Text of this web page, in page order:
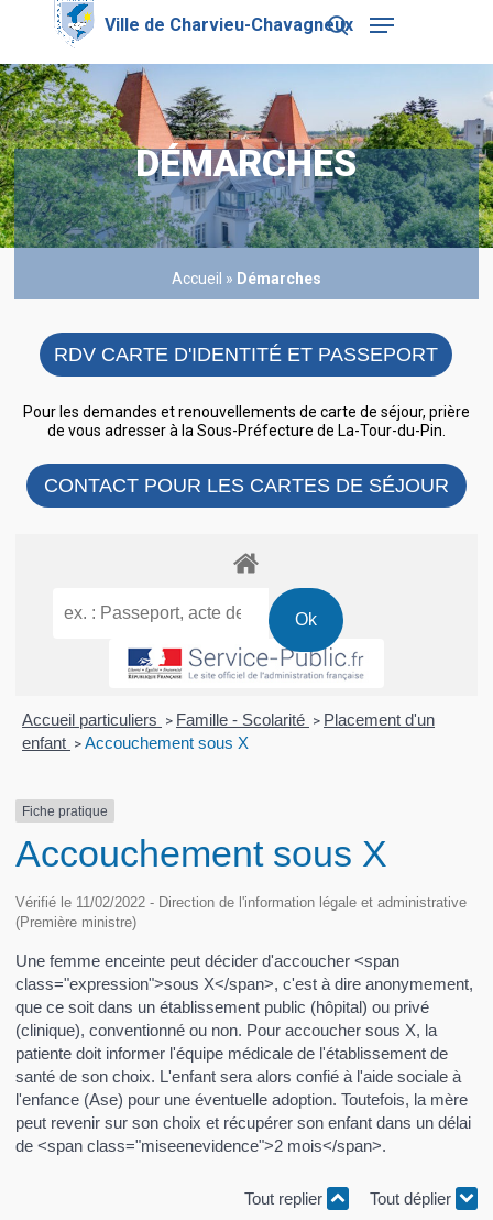
content
search
Menu
DÉMARCHES
Accueil » Démarches
RDV CARTE D'IDENTITÉ ET PASSEPORT
Pour les demandes et renouvellements de carte de séjour, prière
de vous adresser à la Sous-Préfecture de La-Tour-du-Pin.
CONTACT POUR LES CARTES DE SÉJOUR
Accueil particuliers > Famille - Scolarité > Placement d'un
enfant > Accouchement sous X
Fiche pratique
Accouchement sous X
Vérifié le 11/02/2022 - Direction de l'information légale et administrative
(Première ministre)
Une femme enceinte peut décider d'accoucher <span
class="expression">sous X</span>, c'est à dire anonymement,
que ce soit dans un établissement public (hôpital) ou privé
(clinique), conventionné ou non. Pour accoucher sous X, la
patiente doit informer l'équipe médicale de l'établissement de
santé de son choix. L'enfant sera alors confié à l'aide sociale à
l'enfance (Ase) pour une éventuelle adoption. Toutefois, la mère
peut revenir sur son choix et récupérer son enfant dans un délai
de <span class="miseenevidence">2 mois</span>.
Tout replier Tout déplier
Close